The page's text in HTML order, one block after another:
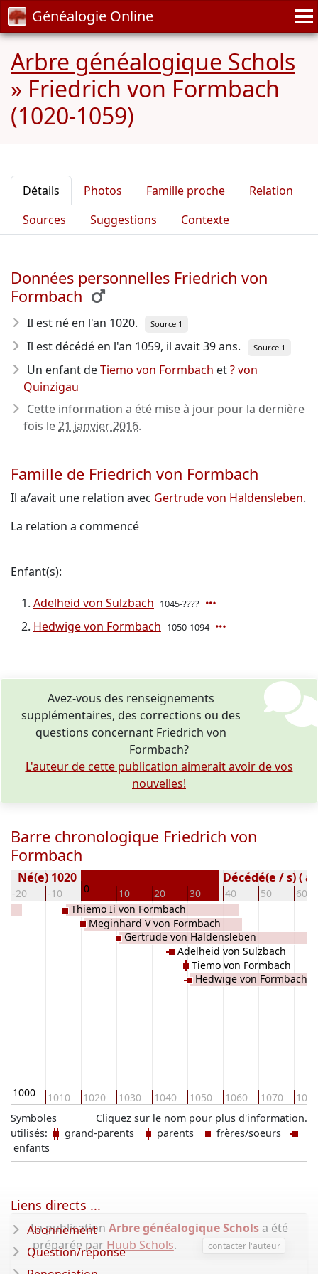
Généalogie Online
Arbre généalogique Schols
» Friedrich von Formbach
(1020-1059)
Détails Photos Famille proche
Relation
Sources
Suggestions Contexte
Données personnelles Friedrich von
Formbach
Il est né en l'an 1020. Source 1
Il est décédé en l'an 1059, il avait 39 ans. Source 1
Un enfant deTiemo von Formbach et? von
Quinzigau
Cette information a été mise à jour pour la dernière
fois le21 janvier 2016.
Famille de Friedrich von Formbach
Il a/avait une relation avec Gertrude von Haldensleben.
La relation a commencé
Enfant(s):
Adelheid von Sulzbach 1045-????
Hedwige von Formbach 1050-1094
Avez-vous des renseignements
supplémentaires, des corrections ou des
questions concernant Friedrich von
Formbach?
L'auteur de cette publication aimerait avoir de vos
nouvelles!
Barre chronologique Friedrich von
Formbach
-20 -10 0 10 20 30 40 50 60
Né(e) 1020 Décédé(e / s) (
1000 1010 1020 1030 1040 1050 1060 1070 1080
Thiemo Ii von Formbach
Meginhard V von Formbach
Gertrude von Haldensleben
Adelheid von Sulzbach
Tiemo von Formbach
Hedwige von Formbach
Cliquez sur le nom pour plus d'information.
Symboles
utilisés:
grand-parents parents
frères/soeurs
enfants
La publication Arbre généalogique Scholsa été
préparée par Huub Schols. contacter l'auteur
Liens directs ...
Abonnement
Question/réponse